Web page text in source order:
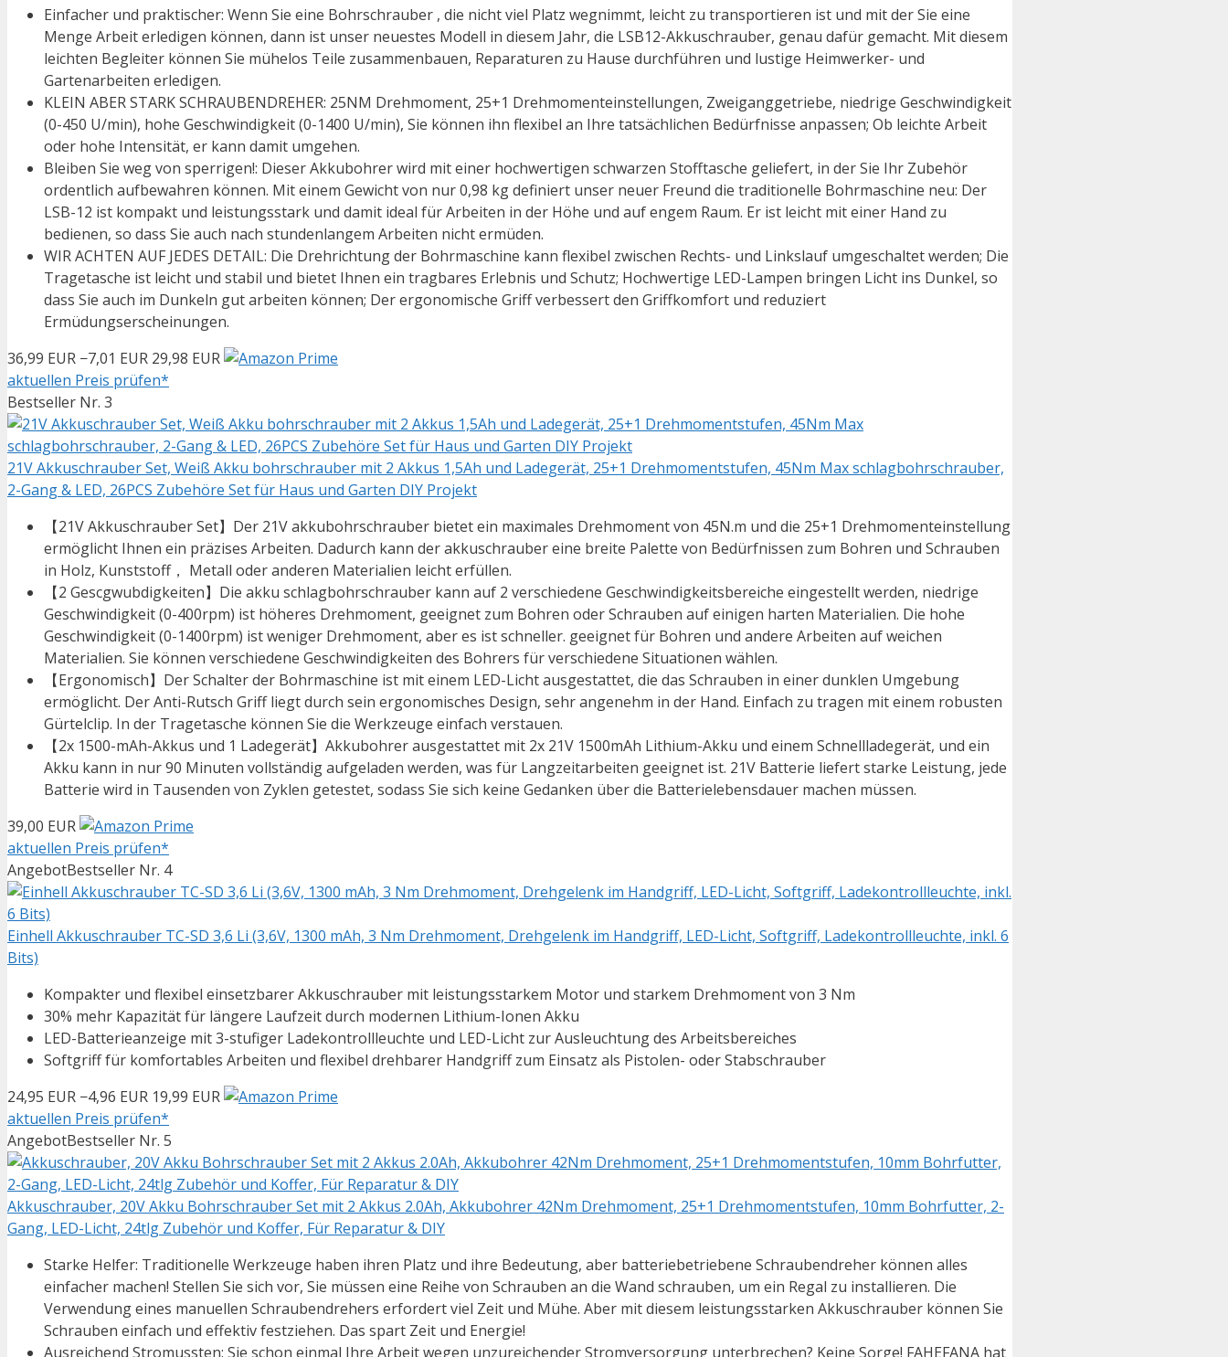
Einfacher und praktischer: Wenn Sie eine Bohrschrauber , die nicht viel Platz wegnimmt, leicht zu transportieren ist und mit der Sie eine
Menge Arbeit erledigen können, dann ist unser neuestes Modell in diesem Jahr, die LSB12-Akkuschrauber, genau dafür gemacht. Mit diesem
leichten Begleiter können Sie mühelos Teile zusammenbauen, Reparaturen zu Hause durchführen und lustige Heimwerker- und
Gartenarbeiten erledigen.
KLEIN ABER STARK SCHRAUBENDREHER: 25NM Drehmoment, 25+1 Drehmomenteinstellungen, Zweiganggetriebe, niedrige Geschwindigkeit
(0-450 U/min), hohe Geschwindigkeit (0-1400 U/min), Sie können ihn flexibel an Ihre tatsächlichen Bedürfnisse anpassen; Ob leichte Arbeit
oder hohe Intensität, er kann damit umgehen.
Bleiben Sie weg von sperrigen!: Dieser Akkubohrer wird mit einer hochwertigen schwarzen Stofftasche geliefert, in der Sie Ihr Zubehör
ordentlich aufbewahren können. Mit einem Gewicht von nur 0,98 kg definiert unser neuer Freund die traditionelle Bohrmaschine neu: Der
LSB-12 ist kompakt und leistungsstark und damit ideal für Arbeiten in der Höhe und auf engem Raum. Er ist leicht mit einer Hand zu
bedienen, so dass Sie auch nach stundenlangem Arbeiten nicht ermüden.
WIR ACHTEN AUF JEDES DETAIL: Die Drehrichtung der Bohrmaschine kann flexibel zwischen Rechts- und Linkslauf umgeschaltet werden; Die
Tragetasche ist leicht und stabil und bietet Ihnen ein tragbares Erlebnis und Schutz; Hochwertige LED-Lampen bringen Licht ins Dunkel, so
dass Sie auch im Dunkeln gut arbeiten können; Der ergonomische Griff verbessert den Griffkomfort und reduziert
Ermüdungserscheinungen.
36,99 EUR −7,01 EUR 29,98 EUR
aktuellen Preis prüfen*
Bestseller Nr. 3
21V Akkuschrauber Set, Weiß Akku bohrschrauber mit 2 Akkus 1,5Ah und Ladegerät, 25+1 Drehmomentstufen, 45Nm Max schlagbohrschrauber,
2-Gang & LED, 26PCS Zubehöre Set für Haus und Garten DIY Projekt
【21V Akkuschrauber Set】Der 21V akkubohrschrauber bietet ein maximales Drehmoment von 45N.m und die 25+1 Drehmomenteinstellung
ermöglicht Ihnen ein präzises Arbeiten. Dadurch kann der akkuschrauber eine breite Palette von Bedürfnissen zum Bohren und Schrauben
in Holz, Kunststoff， Metall oder anderen Materialien leicht erfüllen.
【2 Gescgwubdigkeiten】Die akku schlagbohrschrauber kann auf 2 verschiedene Geschwindigkeitsbereiche eingestellt werden, niedrige
Geschwindigkeit (0-400rpm) ist höheres Drehmoment, geeignet zum Bohren oder Schrauben auf einigen harten Materialien. Die hohe
Geschwindigkeit (0-1400rpm) ist weniger Drehmoment, aber es ist schneller. geeignet für Bohren und andere Arbeiten auf weichen
Materialien. Sie können verschiedene Geschwindigkeiten des Bohrers für verschiedene Situationen wählen.
【Ergonomisch】Der Schalter der Bohrmaschine ist mit einem LED-Licht ausgestattet, die das Schrauben in einer dunklen Umgebung
ermöglicht. Der Anti-Rutsch Griff liegt durch sein ergonomisches Design, sehr angenehm in der Hand. Einfach zu tragen mit einem robusten
Gürtelclip. In der Tragetasche können Sie die Werkzeuge einfach verstauen.
【2x 1500-mAh-Akkus und 1 Ladegerät】Akkubohrer ausgestattet mit 2x 21V 1500mAh Lithium-Akku und einem Schnellladegerät, und ein
Akku kann in nur 90 Minuten vollständig aufgeladen werden, was für Langzeitarbeiten geeignet ist. 21V Batterie liefert starke Leistung, jede
Batterie wird in Tausenden von Zyklen getestet, sodass Sie sich keine Gedanken über die Batterielebensdauer machen müssen.
39,00 EUR
aktuellen Preis prüfen*
AngebotBestseller Nr. 4
Einhell Akkuschrauber TC-SD 3,6 Li (3,6V, 1300 mAh, 3 Nm Drehmoment, Drehgelenk im Handgriff, LED-Licht, Softgriff, Ladekontrollleuchte, inkl. 6
Bits)
Kompakter und flexibel einsetzbarer Akkuschrauber mit leistungsstarkem Motor und starkem Drehmoment von 3 Nm
30% mehr Kapazität für längere Laufzeit durch modernen Lithium-Ionen Akku
LED-Batterieanzeige mit 3-stufiger Ladekontrollleuchte und LED-Licht zur Ausleuchtung des Arbeitsbereiches
Softgriff für komfortables Arbeiten und flexibel drehbarer Handgriff zum Einsatz als Pistolen- oder Stabschrauber
24,95 EUR −4,96 EUR 19,99 EUR
aktuellen Preis prüfen*
AngebotBestseller Nr. 5
Akkuschrauber, 20V Akku Bohrschrauber Set mit 2 Akkus 2.0Ah, Akkubohrer 42Nm Drehmoment, 25+1 Drehmomentstufen, 10mm Bohrfutter, 2-
Gang, LED-Licht, 24tlg Zubehör und Koffer, Für Reparatur & DIY
Starke Helfer: Traditionelle Werkzeuge haben ihren Platz und ihre Bedeutung, aber batteriebetriebene Schraubendreher können alles
einfacher machen! Stellen Sie sich vor, Sie müssen eine Reihe von Schrauben an die Wand schrauben, um ein Regal zu installieren. Die
Verwendung eines manuellen Schraubendrehers erfordert viel Zeit und Mühe. Aber mit diesem leistungsstarken Akkuschrauber können Sie
Schrauben einfach und effektiv festziehen. Das spart Zeit und Energie!
Ausreichend Stromussten: Sie schon einmal Ihre Arbeit wegen unzureichender Stromversorgung unterbrechen? Keine Sorge! FAHEFANA hat